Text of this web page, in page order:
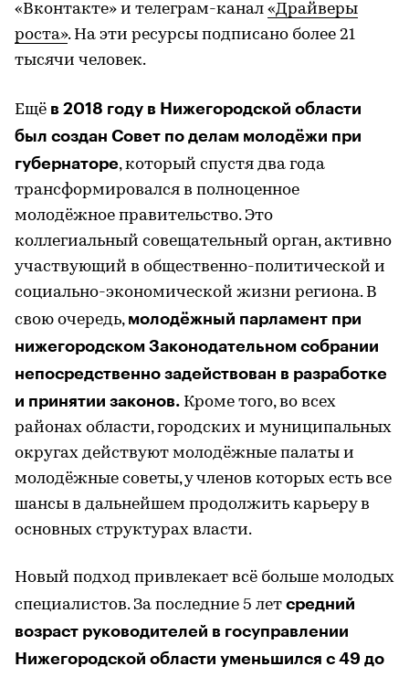
«Вконтакте» и телеграм-канал «Драйверы
роста». На эти ресурсы подписано более 21
тысячи человек.
Ещё в 2018 году в Нижегородской области
был создан Совет по делам молодёжи при
губернаторе, который спустя два года
трансформировался в полноценное
молодёжное правительство. Это
коллегиальный совещательный орган, активно
участвующий в общественно-политической и
социально-экономической жизни региона. В
свою очередь, молодёжный парламент при
нижегородском Законодательном собрании
непосредственно задействован в разработке
и принятии законов. Кроме того, во всех
районах области, городских и муниципальных
округах действуют молодёжные палаты и
молодёжные советы, у членов которых есть все
шансы в дальнейшем продолжить карьеру в
основных структурах власти.
Новый подход привлекает всё больше молодых
специалистов. За последние 5 лет средний
возраст руководителей в госуправлении
Нижегородской области уменьшился с 49 до